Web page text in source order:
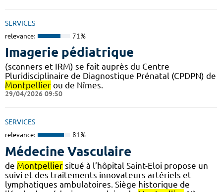
SERVICES
relevance: 71%
Imagerie pédiatrique
(scanners et IRM) se fait auprès du Centre
Pluridisciplinaire de Diagnostique Prénatal (CPDPN) de
Montpellier ou de Nîmes.
29/04/2026 09:50
SERVICES
relevance: 81%
Médecine Vasculaire
de Montpellier situé à l’hôpital Saint-Eloi propose un
suivi et des traitements innovateurs artériels et
lymphatiques ambulatoires. Siège historique de